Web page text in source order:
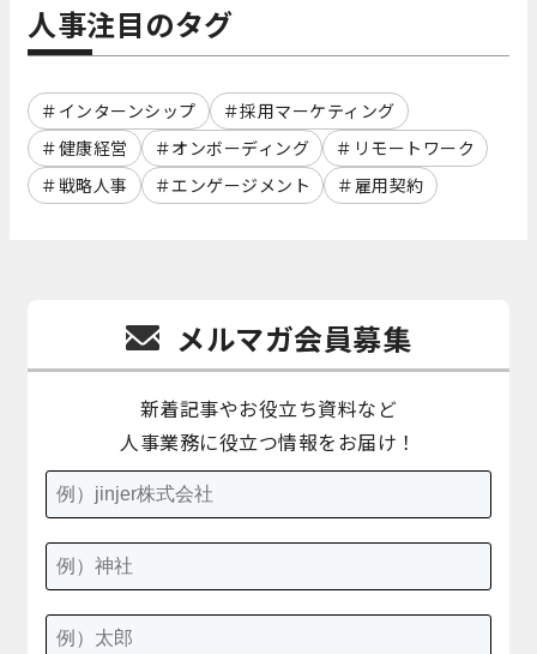
人事注目のタグ
インターンシップ
採用マーケティング
健康経営
オンボーディング
リモートワーク
戦略人事
エンゲージメント 雇用契約
メルマガ会員募集
新着記事やお役立ち資料など
人事業務に役立つ情報をお届け！